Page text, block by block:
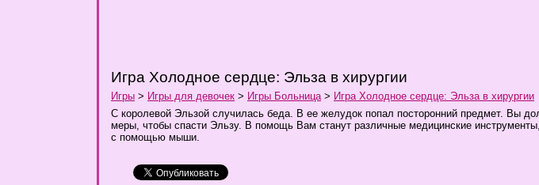
Игра Холодное сердце: Эльза в хирургии
Игры > Игры для девочек > Игры Больница> Игра Холодное сердце: Эльза в хирургии
С королевой Эльзой случилась беда. В ее желудок попал посторонний предмет. Вы
меры, чтобы спасти Эльзу. В помощь Вам станут различные медицинские
с помощью мыши.